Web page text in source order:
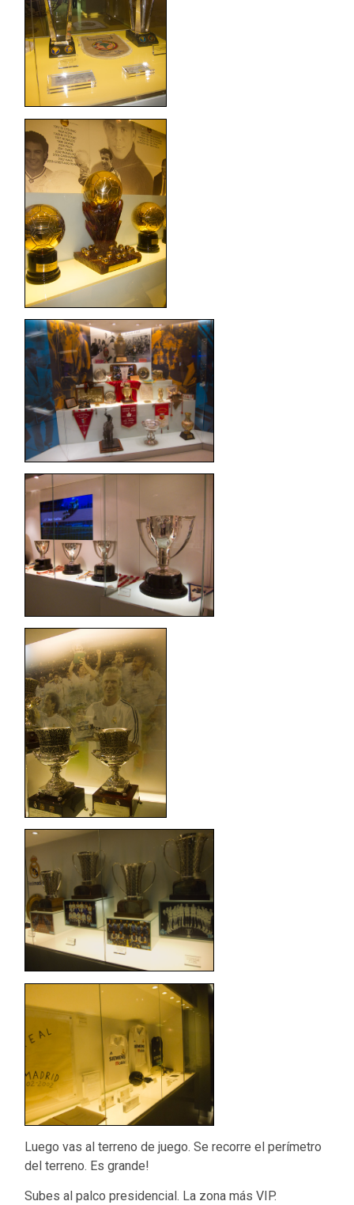
Luego vas al terreno de juego. Se recorre el perímetro
del terreno. Es grande!
Subes al palco presidencial. La zona más VIP.